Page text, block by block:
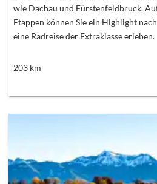
wie Dachau und Fürstenfeldbruck.
Etappen können Sie ein Highlight
eine Radreise der Extraklasse erleben.
203km